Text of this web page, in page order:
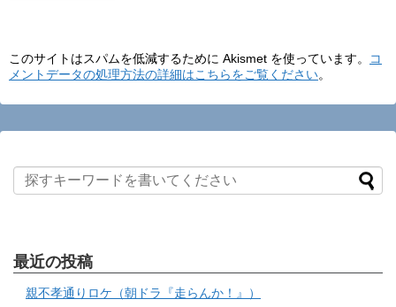
このサイトはスパムを低減するために Akismet を使っています。
コ
メントデータの処理方法の詳細はこちらをご覧ください。
最近の投稿
親不孝通りロケ（朝ドラ『走らんか！』）